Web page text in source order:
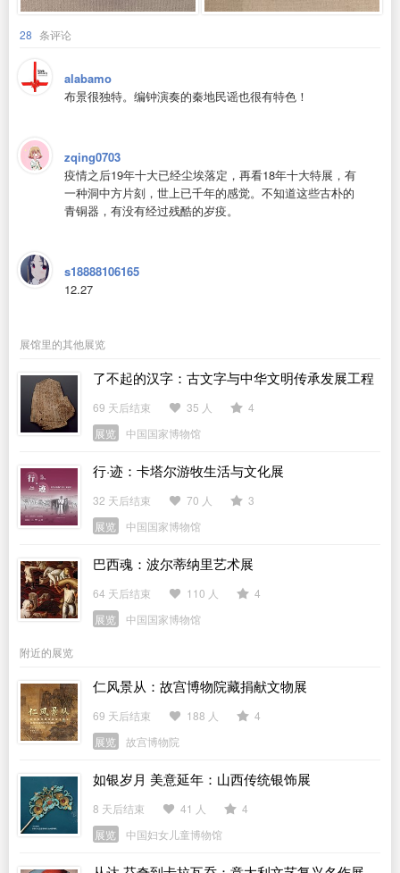
28 条评论
alabamo
布景很独特。编钟演奏的秦地民谣也很有特色！
zqing0703
疫情之后19年十大已经尘埃落定，再看18年十大特展，有
一种洞中方片刻，世上已千年的感觉。不知道这些古朴的
青铜器，有没有经过残酷的岁疫。
s18888106165
12.27
展馆里的其他展览
了不起的汉字：古文字与中华文明传承发展工程
「十四五」成果展
69 天后结束 35 人
4
展览
中国国家博物馆
行·迹：卡塔尔游牧生活与文化展
32 天后结束 70 人
3
展览
中国国家博物馆
巴西魂：波尔蒂纳里艺术展
64 天后结束 110 人
4
展览
中国国家博物馆
附近的展览
仁风景从：故宫博物院藏捐献文物展
69 天后结束 188 人
4
展览
故宫博物院
如银岁月 美意延年：山西传统银饰展
8 天后结束 41 人
4
展览
中国妇女儿童博物馆